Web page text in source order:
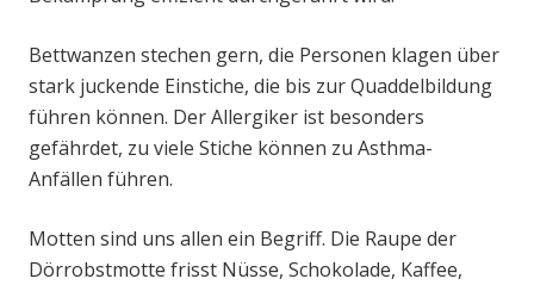
Bettwanzen stechen gern, die Personen klagen über
stark juckende Einstiche, die bis zur Quaddelbildung
führen können. Der Allergiker ist besonders
gefährdet, zu viele Stiche können zu Asthma-
Anfällen führen.
Motten sind uns allen ein Begriff. Die Raupe der
Dörrobstmotte frisst Nüsse, Schokolade, Kaffee,